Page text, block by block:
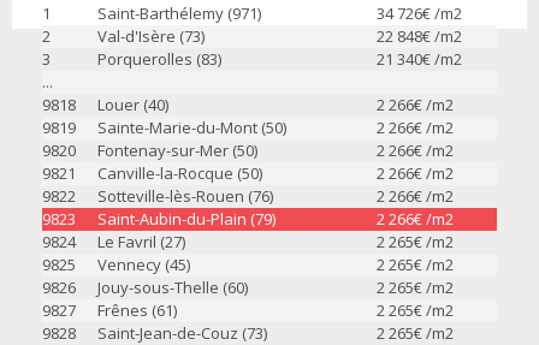
1 Saint-Barthélemy (971) 34 726€ /m2
2
Val-d'Isère (73) 22 848€ /m2
3
Porquerolles (83) 21 340€ /m2
...
9818
Louer (40) 2 266€ /m2
9819
Sainte-Marie-du-Mont (50) 2 266€ /m2
9820
Fontenay-sur-Mer (50) 2 266€ /m2
9821
Canville-la-Rocque (50) 2 266€ /m2
9822
Sotteville-lès-Rouen (76) 2 266€ /m2
9823
Saint-Aubin-du-Plain (79) 2 266€ /m2
9824
Le Favril (27) 2 265€ /m2
9825
Vennecy (45) 2 265€ /m2
9826
Jouy-sous-Thelle (60) 2 265€ /m2
9827
Frênes (61) 2 265€ /m2
9828
Saint-Jean-de-Couz (73) 2 265€ /m2